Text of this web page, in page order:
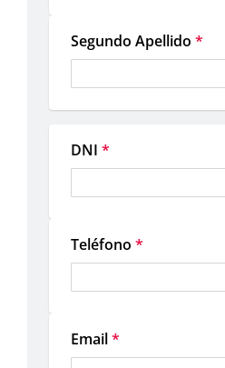
Segundo Apellido *
DNI *
Teléfono *
Email*